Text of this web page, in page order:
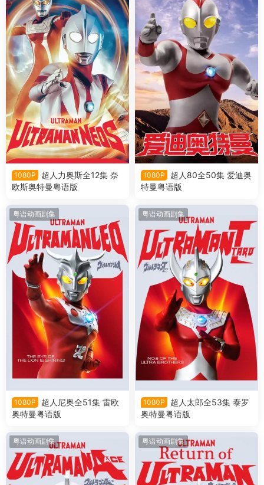
1080P
超人力奥斯全12集 奈
欧斯奥特曼粤语版
1080P
超人80全50集 爱迪奥
特曼粤语版
粤语动画剧集
1080P
超人尼奥全51集 雷欧
奥特曼粤语版
粤语动画剧集
1080P
超人太郎全53集 泰罗
奥特曼粤语版
粤语动画剧集 粤语动画剧集